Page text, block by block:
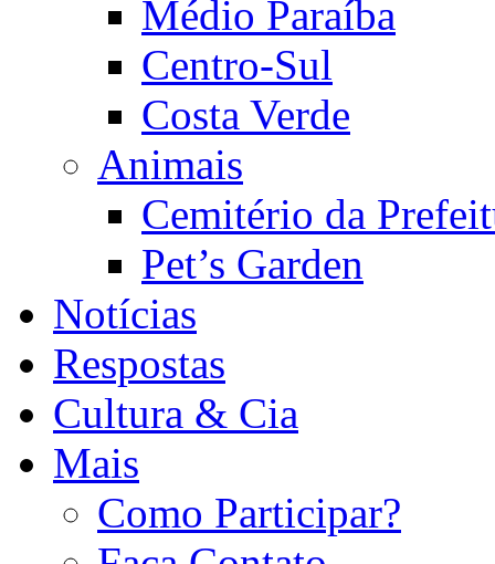
Médio Paraíba
Centro-Sul
Costa Verde
Animais
Cemitério da
Pet’s Garden
Notícias
Respostas
Cultura & Cia
Mais
Como Participar?